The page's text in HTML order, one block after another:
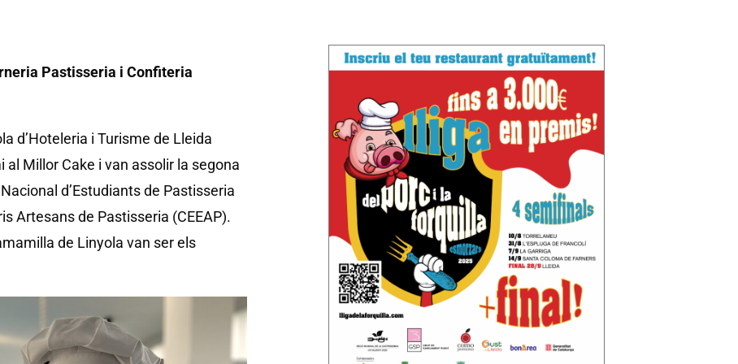
Pastisseria i Confiteria
d’Hoteleria i Turisme de Lleida
al Millor Cake i van assolir la segona
d’Estudiants de Pastisseria
Artesans de Pastisseria (CEEAP).
de Linyola van ser els